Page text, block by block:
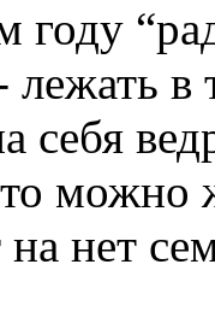
году
в
себя
можно
на нет